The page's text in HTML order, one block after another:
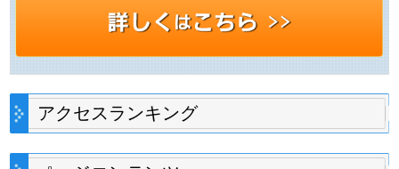
アクセスランキング